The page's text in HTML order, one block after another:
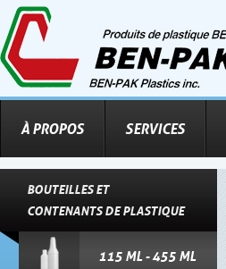
À PROPOS SERVICES
BOUTEILLES ET
CONTENANTS DE PLASTIQUE
115 ML - 455 ML